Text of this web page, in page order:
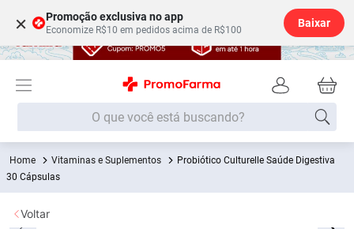
× Promoção exclusiva no app
Economize R$10 em pedidos acima de R$100
Baixar
O que você está buscando?
Vitaminas e Suplementos
Probiótico Culturelle Saúde Digestiva
30 Cápsulas
Voltar
Termos mais buscados
1º Fralda
2